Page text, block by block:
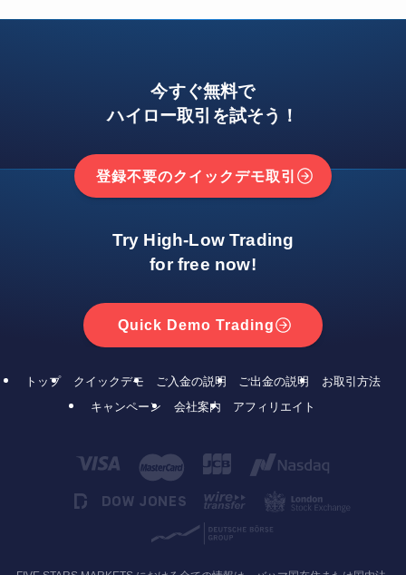
今すぐ無料で
ハイロー取引を試そう！
登録不要のクイックデモ取引
Try High-Low Trading
for free now!
Quick Demo Trading
トップ クイックデモ ご入金の説明 ご出金の説明
お取引方法
キャンペーン
会社案内 アフィリエイト